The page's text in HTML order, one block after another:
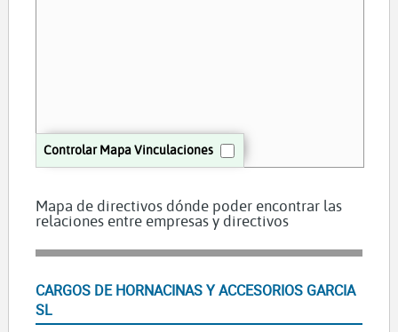
Controlar Mapa Vinculaciones
Mapa de directivos dónde poder encontrar las
relaciones entre empresas y directivos
CARGOS DE HORNACINAS Y ACCESORIOS GARCIA
SL